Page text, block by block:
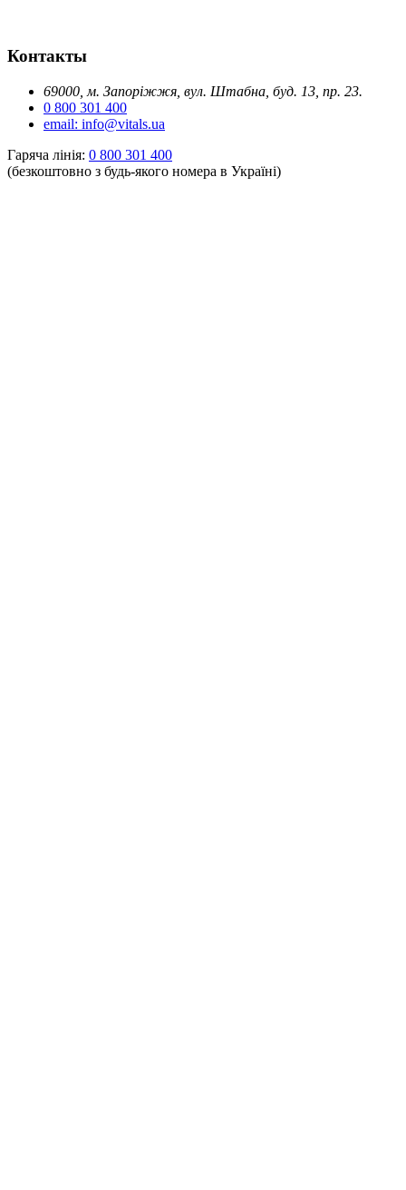
Контакты
69000, м. Запоріжжя, вул. Штабна, буд. 13, пр. 23.
0 800 301 400
email: info@vitals.ua
Гаряча лінія: 0 800 301 400
(безкоштовно з будь-якого номера в Україні)